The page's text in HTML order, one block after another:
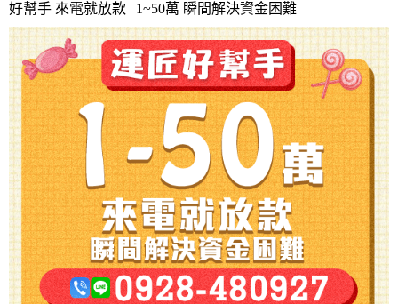
好幫手 來電就放款 | 1~50萬 瞬間解決資金困難